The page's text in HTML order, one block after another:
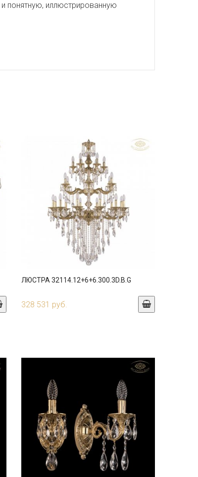
и понятную, иллюстрированную
ЛЮСТРА 32114.12+6+6.300.3D.B.G
328 531 руб.